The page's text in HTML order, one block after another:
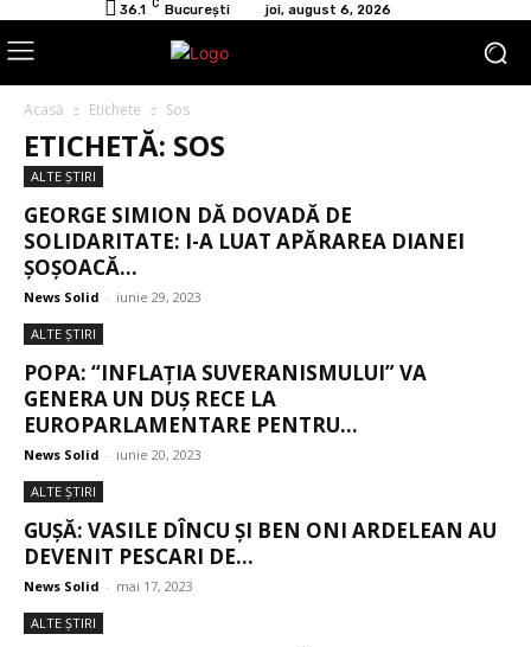
36.1 C București joi, august 6, 2026
Acasă Etichete Sos
ETICHETĂ: SOS
ALTE ŞTIRI
GEORGE SIMION DĂ DOVADĂ DE
SOLIDARITATE: I-A LUAT APĂRAREA DIANEI
ȘOȘOACĂ...
News Solid - iunie 29, 2023
ALTE ŞTIRI
POPA: “INFLAȚIA SUVERANISMULUI” VA
GENERA UN DUȘ RECE LA
EUROPARLAMENTARE PENTRU...
News Solid - iunie 20, 2023
ALTE ŞTIRI
GUȘĂ: VASILE DÎNCU ȘI BEN ONI ARDELEAN AU
DEVENIT PESCARI DE...
News Solid - mai 17, 2023
ALTE ŞTIRI